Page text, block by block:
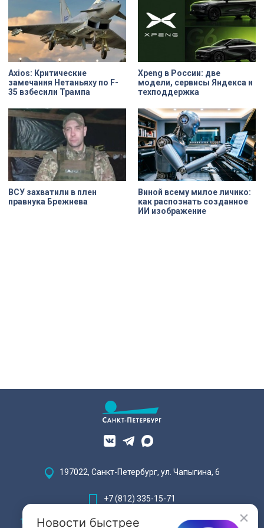
пропорции, соотношения света и
объема, а также назначение
комнат. Как отметил губернатор
Александр Беглов, все
реставрационные работы в
«Пенатах» проводились под
строгим контролем специалистов
КГИОП.
Axios: Критические
замечания Нетаньяху по F-
35 взбесили Трампа
Xpeng в России: две
модели, сервисы Яндекса и
техподдержка
ВСУ захватили в плен
правнука Брежнева
Виной всему милое личико:
как распознать созданное
ИИ изображение
Новости быстрее
197022, Санкт-Петербург, ул. Чапыгина, 6
+7 (812) 335-15-71
Внимание! Отдельные видеоматериалы, размещенные на настоящем